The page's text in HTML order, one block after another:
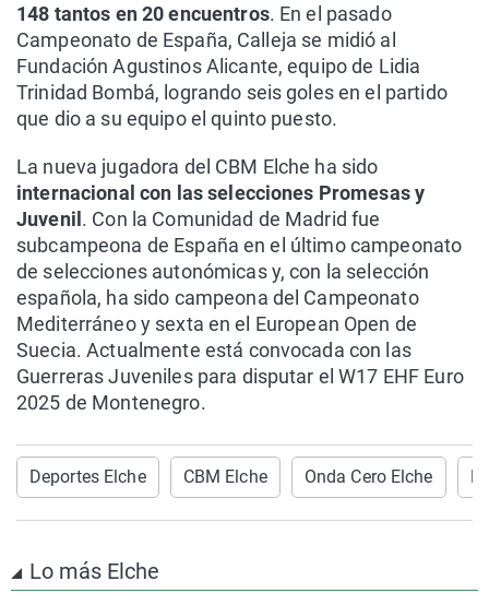
148 tantos en 20 encuentros. En el pasado
Campeonato de España, Calleja se midió al
Fundación Agustinos Alicante, equipo de Lidia
Trinidad Bombá, logrando seis goles en el partido
que dio a su equipo el quinto puesto.
La nueva jugadora del CBM Elche ha sido
internacional con las selecciones Promesas y
Juvenil . Con la Comunidad de Madrid fue
subcampeona de España en el último campeonato
de selecciones autonómicas y, con la selección
española, ha sido campeona del Campeonato
Mediterráneo y sexta en el European Open de
Suecia. Actualmente está convocada con las
Guerreras Juveniles para disputar el W17 EHF Euro
2025 de Montenegro.
Deportes Elche CBM Elche Onda Cero Elche
Lo más Elche